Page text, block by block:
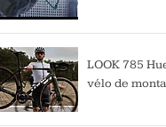
LOOK 785
vélo de